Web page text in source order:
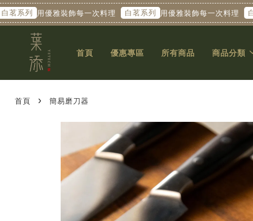
用優雅裝飾每一次料理 白茗系列 用優雅裝飾每一次料理 白茗系列
首頁 優惠專區 所有商品 商品分類
首頁 › 簡易磨刀器